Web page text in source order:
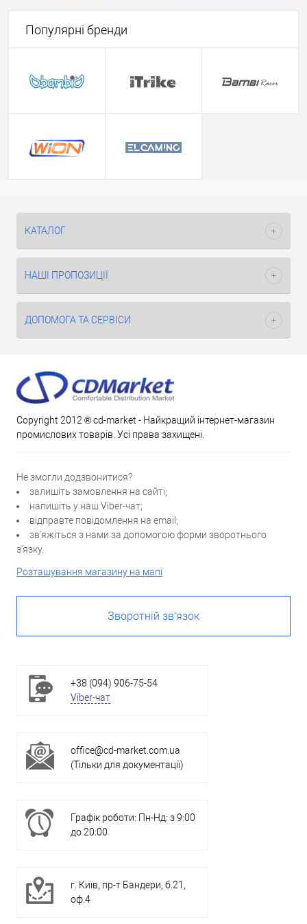
Популярні бренди
КАТАЛОГ
НАШІ ПРОПОЗИЦІЇ
ДОПОМОГА ТА СЕРВІСИ
Copyright 2012 ® cd-market - Найкращий інтернет-магазин
промислових товарів. Усі права захищені.
Не змогли додзвонитися?
залишіть замовлення на сайті;
напишіть у наш Viber-чат;
відправте повідомлення на email;
зв'яжіться з нами за допомогою форми зворотнього
з'язку.
Розташування магазину на мапі
Зворотній зв'язок
+38 (094) 906-75-54
Viber-чат
office@cd-market.com.ua
(Тільки для документації)
Графік роботи: Пн-Нд: з 9:00
до 20:00
г. Київ, пр-т Бандери, б.21,
оф.4